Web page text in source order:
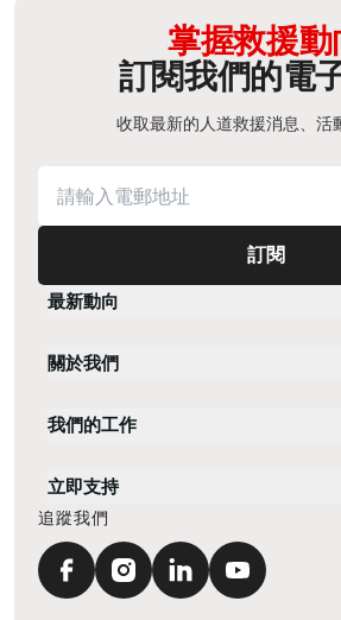
掌握救援動
訂閱我們的電
收取最新的人道救援消息、活
訂閱
最新動向
關於我們
我們的工作
立即支持
追蹤我們